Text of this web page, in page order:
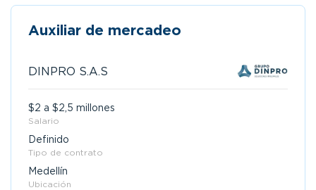
Auxiliar de mercadeo
DINPRO S.A.S
$2 a $2,5 millones
Salario
Definido
Tipo de contrato
Medellín
Ubicación